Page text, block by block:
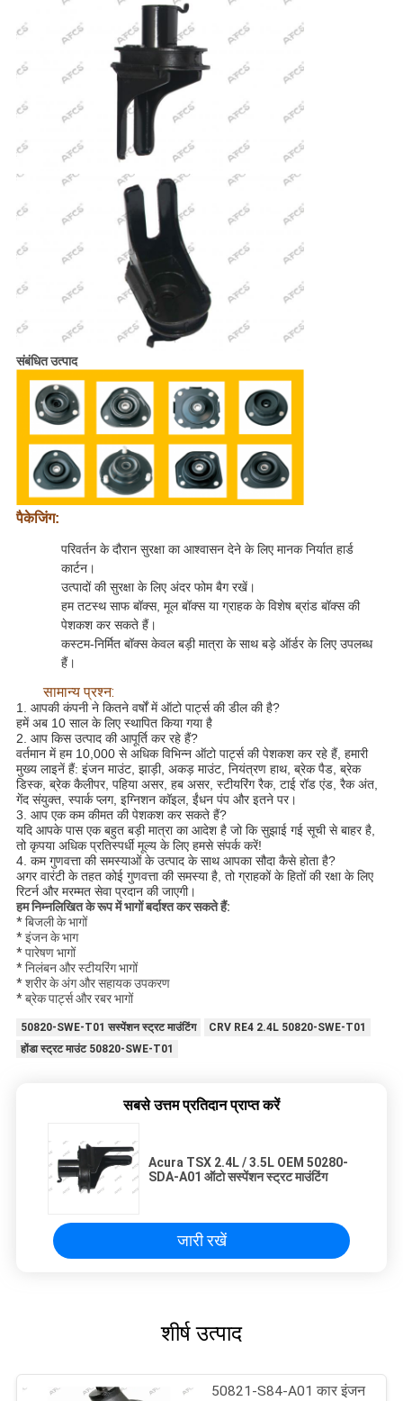
संबंधित उत्पाद
पैकेजिंग:
परिवर्तन के दौरान सुरक्षा का आश्वासन देने के लिए मानक निर्यात हार्ड
कार्टन।
उत्पादों की सुरक्षा के लिए अंदर फोम बैग रखें।
हम तटस्थ साफ बॉक्स, मूल बॉक्स या ग्राहक के विशेष ब्रांड बॉक्स की
पेशकश कर सकते हैं।
कस्टम-निर्मित बॉक्स केवल बड़ी मात्रा के साथ बड़े ऑर्डर के लिए उपलब्ध
हैं।
सामान्य प्रश्न:
1. आपकी कंपनी ने कितने वर्षों में ऑटो पार्ट्स की डील की है?
हमें अब 10 साल के लिए स्थापित किया गया है
2. आप किस उत्पाद की आपूर्ति कर रहे हैं?
वर्तमान में हम 10,000 से अधिक विभिन्न ऑटो पार्ट्स की पेशकश कर रहे हैं, हमारी
मुख्य लाइनें हैं: इंजन माउंट, झाड़ी, अकड़ माउंट, नियंत्रण हाथ, ब्रेक पैड, ब्रेक
डिस्क, ब्रेक कैलीपर, पहिया असर, हब असर, स्टीयरिंग रैक, टाई रॉड एंड, रैक अंत,
गेंद संयुक्त, स्पार्क प्लग, इग्निशन कॉइल, ईंधन पंप और इतने पर।
3. आप एक कम कीमत की पेशकश कर सकते हैं?
यदि आपके पास एक बहुत बड़ी मात्रा का आदेश है जो कि सुझाई गई सूची से बाहर है,
तो कृपया अधिक प्रतिस्पर्धी मूल्य के लिए हमसे संपर्क करें!
4. कम गुणवत्ता की समस्याओं के उत्पाद के साथ आपका सौदा कैसे होता है?
अगर वारंटी के तहत कोई गुणवत्ता की समस्या है, तो ग्राहकों के हितों की रक्षा के लिए
रिटर्न और मरम्मत सेवा प्रदान की जाएगी।
हम निम्नलिखित के रूप में भागों बर्दाश्त कर सकते हैं:
* बिजली के भागों
* इंजन के भाग
* पारेषण भागों
* निलंबन और स्टीयरिंग भागों
* शरीर के अंग और सहायक उपकरण
* ब्रेक पार्ट्स और रबर भागों
50820-SWE-T01 सस्पेंशन स्ट्रट माउंटिंग
CRV RE4 2.4L 50820-SWE-T01
होंडा स्ट्रट माउंट 50820-SWE-T01
सबसे उत्तम प्रतिदान प्राप्त करें
Acura TSX 2.4L / 3.5L OEM 50280-
SDA-A01 ऑटो सस्पेंशन स्ट्रट माउंटिंग
जारी रखें
शीर्ष उत्पाद
50821-S84-A01 कार इंजन